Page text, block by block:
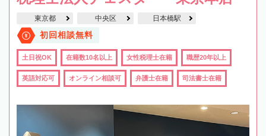
東京都 中央区 日本橋駅
初回相談無料
土日祝OK 在籍数10名以上 女性税理士在籍 職歴20年以上
英語対応可 オンライン相談可 弁護士在籍 司法書士在籍